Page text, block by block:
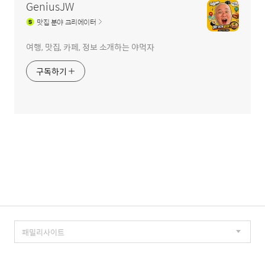
GeniusJW
맛집분야 크리에이터
여행, 맛집, 카페, 정보 소개하는 야먹자
구독하기